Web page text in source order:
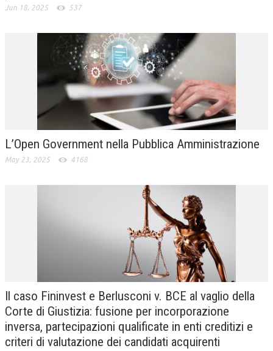
DIRITTO DEL LAVORO
DIRITTO DEL WEB
DIRITTO DELLE IMPRESE IN CRISI
CRIMINOLOGIA E CRIMINALISTICA
SICUREZZA SUL LAVORO
DIRITTO TRIBUTARIO
PRASSI
AMMINISTRATIVA
TRIBUTARIA
Jun 18, 2025 537
L’Open Government nella Pubblica Amministrazione
May 23, 2025 4168
Il caso Fininvest e Berlusconi v. BCE al vaglio della
Corte di Giustizia: fusione per incorporazione
inversa, partecipazioni qualificate in enti creditizi e
criteri di valutazione dei candidati acquirenti